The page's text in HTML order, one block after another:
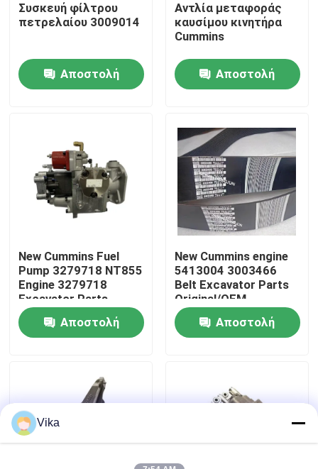
Αρχική Σελίδα
Σχετικά με εμάς
Γύρος εργοστασίων
επαφή
Νέα
Ανταλλακτικά Liugong
Ανταλλακτικά Cummins
Συσκευή φίλτρου
πετρελαίου 3009014
Αποστολή
Αντλία μεταφοράς
καυσίμου κινητήρα
Cummins
Αποστολή
New Cummins Fuel
Pump 3279718 NT855
Engine 3279718
Excavator Parts
Original/OEM
Αποστολή
New Cummins engine
5413004 3003466
Belt Excavator Parts
Original/OEM
Αποστολή
Vika